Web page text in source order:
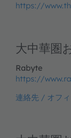
https://
大中華圏
Rabyte
https://
連絡先 / オフ